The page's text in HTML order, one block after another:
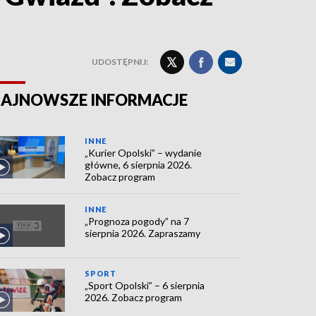
UDOSTĘPNIJ:
INFORMACJE
INNE
„Kurier Opolski” – wydanie
główne, 6 sierpnia 2026.
Zobacz program
INNE
„Prognoza pogody” na 7
sierpnia 2026. Zapraszamy
SPORT
„Sport Opolski” – 6 sierpnia
2026. Zobacz program